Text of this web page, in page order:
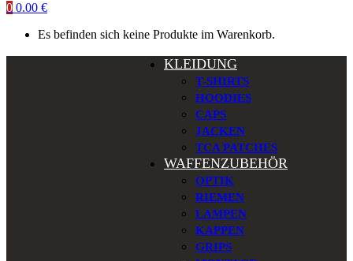
0 0.00 €
Es befinden sich keine Produkte im Warenkorb.
KLEIDUNG
T-SHIRTS
HOODIES
CAPS
JACKEN
TCA PATCHES
WAFFENZUBEHÖR
OPTIK
RIEMEN
LAMPEN
KAPPEN
GRIPS